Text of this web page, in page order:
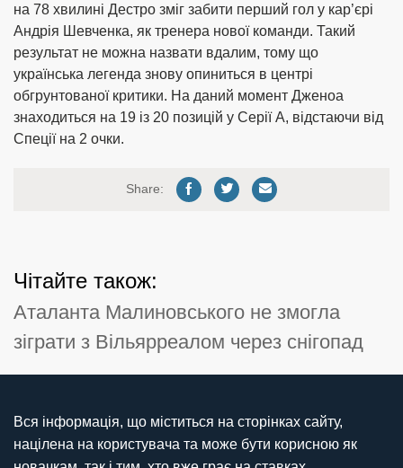
на 78 хвилині Дестро зміг забити перший гол у кар’єрі
Андрія Шевченка, як тренера нової команди. Такий
результат не можна назвати вдалим, тому що
українська легенда знову опиниться в центрі
обгрунтованої критики. На даний момент Дженоа
знаходиться на 19 із 20 позицій у Серії А, відстаючи від
Спеції на 2 очки.
Share:
Чітайте також:
Аталанта Малиновського не змогла
зіграти з Вільярреалом через снігопад
Вся інформація, що міститься на сторінках сайту,
націлена на користувача та може бути корисною як